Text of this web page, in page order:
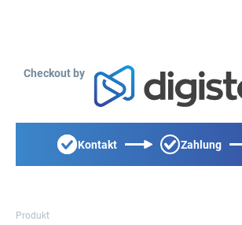
Checkout by
Kontakt Zahlung
Produkt